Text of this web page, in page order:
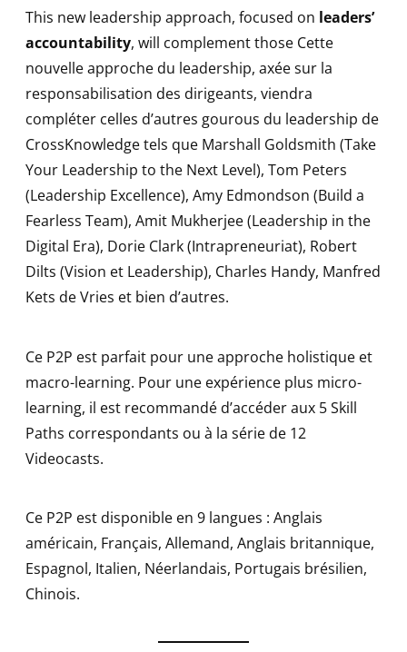
This new leadership approach, focused on leaders’
accountability, will complement those Cette
nouvelle approche du leadership, axée sur la
responsabilisation des dirigeants, viendra
compléter celles d’autres gourous du leadership de
CrossKnowledge tels que Marshall Goldsmith (Take
Your Leadership to the Next Level), Tom Peters
(Leadership Excellence), Amy Edmondson (Build a
Fearless Team), Amit Mukherjee (Leadership in the
Digital Era), Dorie Clark (Intrapreneuriat), Robert
Dilts (Vision et Leadership), Charles Handy, Manfred
Kets de Vries et bien d’autres.
Ce P2P est parfait pour une approche holistique et
macro-learning. Pour une expérience plus micro-
learning, il est recommandé d’accéder aux 5 Skill
Paths correspondants ou à la série de 12
Videocasts.
Ce P2P est disponible en 9 langues : Anglais
américain, Français, Allemand, Anglais britannique,
Espagnol, Italien, Néerlandais, Portugais brésilien,
Chinois.